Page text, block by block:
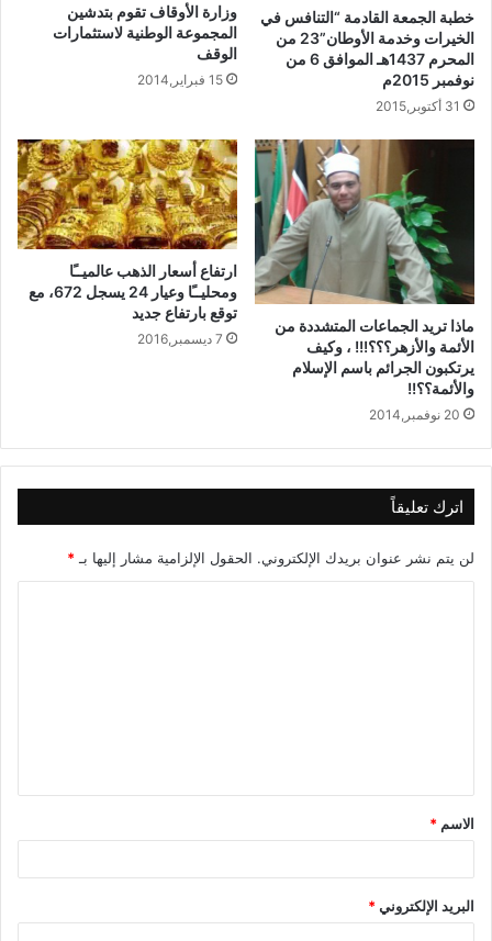
خطبة الجمعة القادمة “التنافس في
الخيرات وخدمة الأوطان”23 من
المحرم 1437هـ الموافق 6 من
نوفمبر 2015م
31 أكتوبر,2015
وزارة الأوقاف تقوم بتدشين
المجموعة الوطنية لاستثمارات
الوقف
15 فبراير,2014
ماذا تريد الجماعات المتشددة من
الأئمة والأزهر؟؟؟!!! ، وكيف
يرتكبون الجرائم باسم الإسلام
والأئمة؟؟!!
20 نوفمبر,2014
ارتفاع أسعار الذهب عالميــًا
ومحليــًا وعيار 24 يسجل 672، مع
توقع بارتفاع جديد
7 ديسمبر,2016
اترك تعليقاً
لن يتم نشر عنوان بريدك الإلكتروني. الحقول الإلزامية مشار إليها بـ*
ق
*
الاسم *
البريد الإلكتروني*